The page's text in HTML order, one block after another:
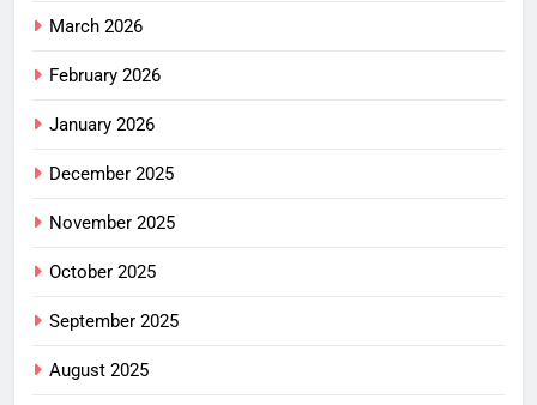
March 2026
February 2026
January 2026
December 2025
November 2025
October 2025
September 2025
August 2025